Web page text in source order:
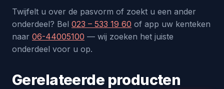
Twijfelt u over de pasvorm of zoekt u een ander
onderdeel? Bel 023 – 533 19 60 of app uw kenteken
naar 06-44005100 — wij zoeken het juiste
onderdeel voor u op.
Gerelateerde producten